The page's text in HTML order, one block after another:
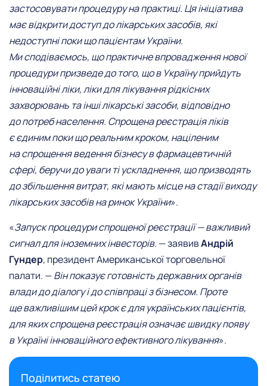
застосовувати процедуру на практиці. Ця ініціатива
має відкрити доступ до лікарських засобів, які
недоступні поки що пацієнтам України.
Ми сподіваємось, що практичне впровадження нової
процедури призведе до того, що в Україну прийдуть
інноваційні ліки, ліки для лікування рідкісних
захворювань та інші лікарські засоби, відповідно
до потреб населення. Спрощена реєстрація ліків
є єдиним поки що реальним кроком, націленим
на спрощення ведення бізнесу в фармацевтичній
сфері, беручи до уваги ті ускладнення, що призводять
до збільшення витрат, які мають місце на стадії виходу
лікарських засобів на ринок України».
«Запуск процедури спрощеної реєстрації — важливий
сигнал для іноземних інвесторів. — заявивАндрій
Гундер, президент Американської торговельної
палати. —Він показує готовність державних органів
влади до діалогу і до співпраці з бізнесом. Проте
ще важливішим цей крок є для українських пацієнтів,
для яких спрощена реєстрація означає швидку появу
в Україні інноваційного ефективного лікування».
Поділитись статею